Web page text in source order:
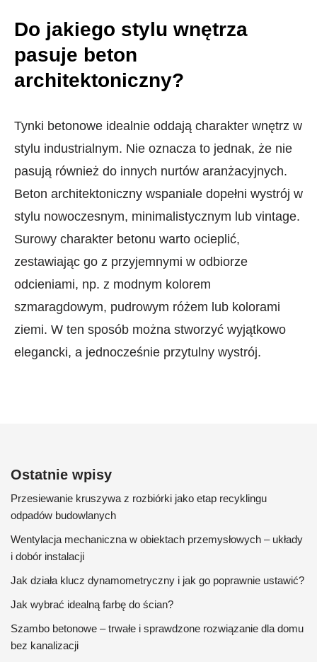
Do jakiego stylu wnętrza
pasuje beton
architektoniczny?
Tynki betonowe idealnie oddają charakter wnętrz w
stylu industrialnym. Nie oznacza to jednak, że nie
pasują również do innych nurtów aranżacyjnych.
Beton architektoniczny wspaniale dopełni wystrój w
stylu nowoczesnym, minimalistycznym lub vintage.
Surowy charakter betonu warto ocieplić,
zestawiając go z przyjemnymi w odbiorze
odcieniami, np. z modnym kolorem
szmaragdowym, pudrowym różem lub kolorami
ziemi. W ten sposób można stworzyć wyjątkowo
elegancki, a jednocześnie przytulny wystrój.
Ostatnie wpisy
Przesiewanie kruszywa z rozbiórki jako etap recyklingu
odpadów budowlanych
Wentylacja mechaniczna w obiektach przemysłowych – układy
i dobór instalacji
Jak działa klucz dynamometryczny i jak go poprawnie ustawić?
Jak wybrać idealną farbę do ścian?
Szambo betonowe – trwałe i sprawdzone rozwiązanie dla domu
bez kanalizacji